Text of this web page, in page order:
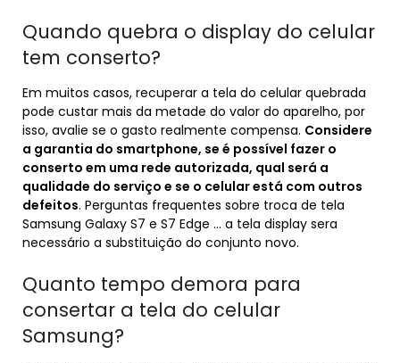
Quando quebra o display do celular
tem conserto?
Em muitos casos, recuperar a tela do celular quebrada
pode custar mais da metade do valor do aparelho, por
isso, avalie se o gasto realmente compensa. Considere
a garantia do smartphone, se é possível fazer o
conserto em uma rede autorizada, qual será a
qualidade do serviço e se o celular está com outros
defeitos. Perguntas frequentes sobre troca de tela
Samsung Galaxy S7 e S7 Edge … a tela display sera
necessário a substituição do conjunto novo.
Quanto tempo demora para
consertar a tela do celular
Samsung?